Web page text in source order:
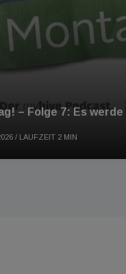
– Folge 7: Es
/ LAUFZEIT 2 MIN